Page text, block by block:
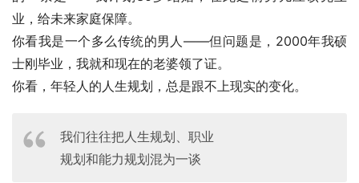
业，给未来家庭保障。
你看我是一个多么传统的男人——但问题是，2000年我硕
士刚毕业，我就和现在的老婆领了证。
你看，年轻人的人生规划，总是跟不上现实的变化。
我们往往把人生规划、职业
规划和能力规划混为一谈